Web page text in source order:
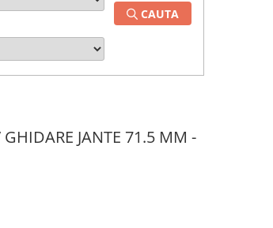
CAUTA
JANTE 71.5 MM -